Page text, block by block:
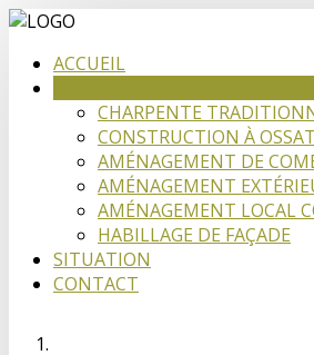
ACCUEIL
CHARPENTE
CONSTRUCTION À
AMÉNAGEMENT DE
AMÉNAGEMENT
AMÉNAGEMENT LOCAL
HABILLAGE DE FAÇADE
SITUATION
CONTACT